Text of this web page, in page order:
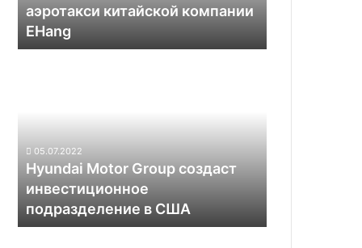
аэротакси китайской компании
EHang
США
05.07.2022
Hyundai Motor Group создаст
инвестиционное
подразделение в США